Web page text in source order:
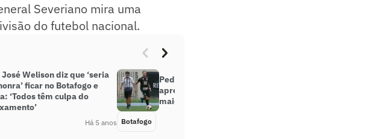
Severiano mira uma
do futebol nacional.
José Welison diz que ‘seria
ficar no Botafogo e
‘Todos têm culpa do
Há 5 anos
Pedro Castro é oficialmente
apresentado pelo Botafogo: ‘É o
maior desafio da minha carreira’
Botafogo